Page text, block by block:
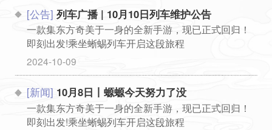
[公告] 列车广播 | 10月10日列车维护公告
一款集东方奇美于一身的全新手游，现已正式回归！
即刻出发!乘坐蜥蜴列车开启这段旅程
...
2024-10-09
[新闻] 10月8日丨螈螈今天努力了没
一款集东方奇美于一身的全新手游，现已正式回归！
即刻出发!乘坐蜥蜴列车开启这段旅程
...